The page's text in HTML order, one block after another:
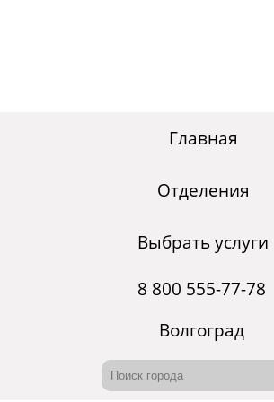
Главная
Отделения
Выбрать услуги
8 800 555-77-78
Волгоград